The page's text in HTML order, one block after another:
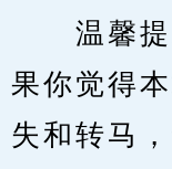
温馨提
果你觉得
失和转马